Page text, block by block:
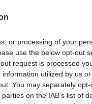
or processing of your
use the below opt-out
request is processed
utilized by us
You may separately
on the IAB’s list of
μια
βόμβων,